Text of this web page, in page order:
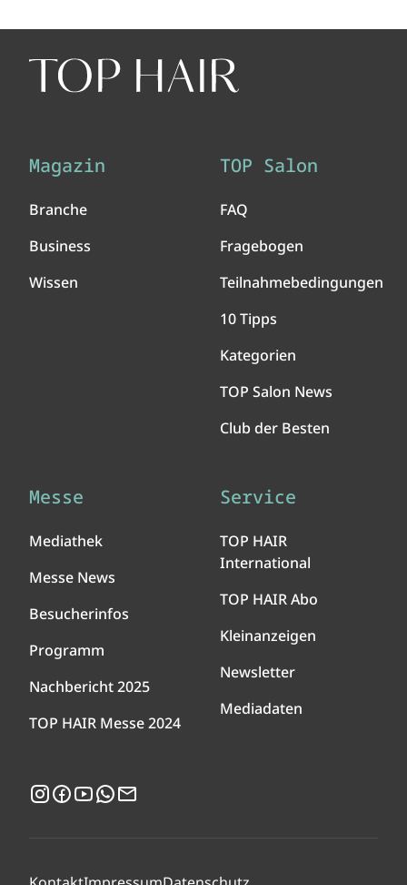
Magazin
Branche
Business
Wissen
TOP Salon
FAQ
Fragebogen
Teilnahmebedingungen
10 Tipps
Kategorien
TOP Salon News
Club der Besten
Messe
Mediathek
Messe News
Besucherinfos
Programm
Nachbericht 2025
TOP HAIR Messe 2024
Service
TOP HAIR
International
TOP HAIR Abo
Kleinanzeigen
Newsletter
Mediadaten
Instagram
Facebook
YouTubeWhatsApp